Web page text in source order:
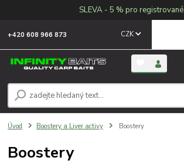
SLEVA - 5 % pro registrované
CZK
+420 608 966 873
Úvod Boostery a Liver activy Boostery
Boostery